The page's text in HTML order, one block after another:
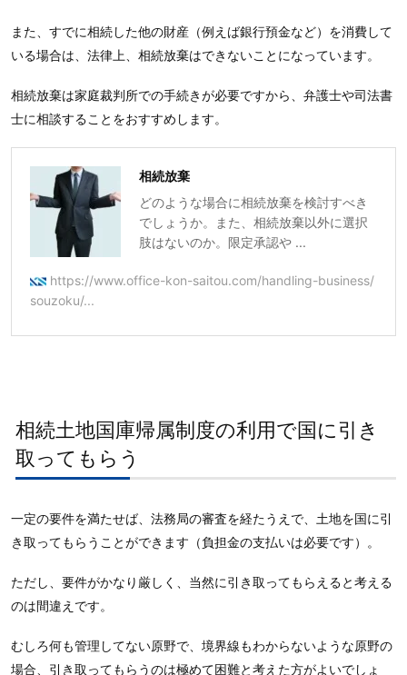
また、すでに相続した他の財産（例えば銀行預金など）を消費して
いる場合は、法律上、相続放棄はできないことになっています。
相続放棄は家庭裁判所での手続きが必要ですから、弁護士や司法書
士に相談することをおすすめします。
相続放棄
どのような場合に相続放棄を検討すべき
でしょうか。また、相続放棄以外に選択
肢はないのか。限定承認や ...
https://www.office-kon-saitou.com/handling-business/
souzoku/...
相続土地国庫帰属制度の利用で国に引き
取ってもらう
一定の要件を満たせば、法務局の審査を経たうえで、土地を国に引
き取ってもらうことができます（負担金の支払いは必要です）。
ただし、要件がかなり厳しく、当然に引き取ってもらえると考える
のは間違えです。
むしろ何も管理してない原野で、境界線もわからないような原野の
場合、引き取ってもらうのは極めて困難と考えた方がよいでしょ